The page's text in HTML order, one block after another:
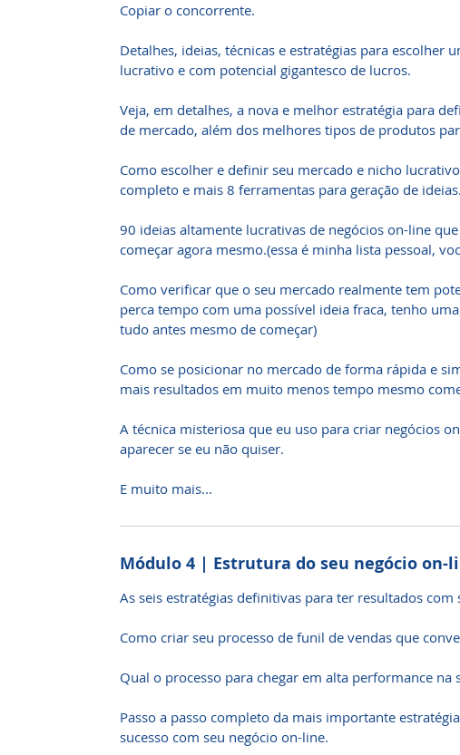
Copiar o concorrente.
Detalhes, ideias, técnicas e estratégias para escolher
lucrativo e com potencial gigantesco de lucros.
Veja, em detalhes, a nova e melhor estratégia para
de mercado, além dos melhores tipos de produtos
Como escolher e definir seu mercado e nicho
completo e mais 8 ferramentas para geração de ideias.
90 ideias altamente lucrativas de negócios on-line
começar agora mesmo.(essa é minha lista pessoal,
Como verificar que o seu mercado realmente tem
perca tempo com uma possível ideia fraca, tenho
tudo antes mesmo de começar)
Como se posicionar no mercado de forma rápida e
mais resultados em muito menos tempo mesmo
A técnica misteriosa que eu uso para criar negócios
aparecer se eu não quiser.
E muito mais...
Módulo 4 | Estrutura do seu negócio on-
As seis estratégias definitivas para ter resultados com
Como criar seu processo de funil de vendas que
Qual o processo para chegar em alta performance na
Passo a passo completo da mais importante
sucesso com seu negócio on-line.